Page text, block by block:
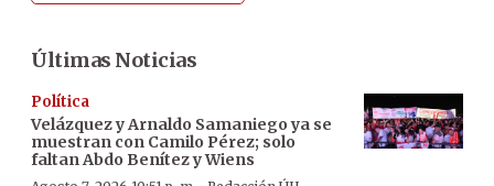
Últimas Noticias
Política
Velázquez y Arnaldo Samaniego ya se
muestran con Camilo Pérez; solo
faltan Abdo Benítez y Wiens